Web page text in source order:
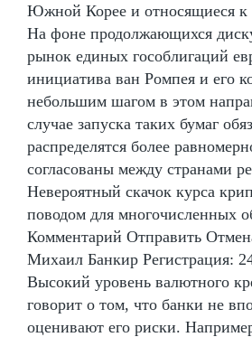
Южной Корее и относящиеся к
На фоне продолжающихся
рынок единых гособлигаций
инициатива ван Ромпея и его
небольшим шагом в этом
случае запуска таких бумаг
распределятся более
согласованы между странами
Невероятный скачок курса
поводом для многочисленных
Комментарий Отправить
Михаил Банкир Регистрация:
Высокий уровень валютного
говорит о том, что банки не
оценивают его риски.